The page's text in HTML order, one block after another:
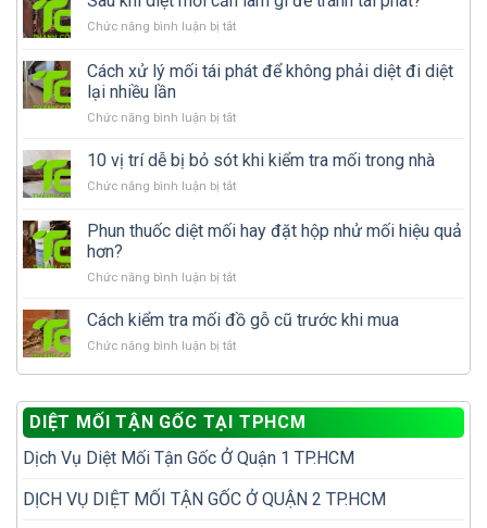
Chức năng bình luận bị tắtở
khi
diệt
cần
gì
tránh
phát?
Cách xử lý mối tái phát để không phải diệt đi diệt
lại nhiều lần
Chức năng bình luận bị tắtở
xử
mối
phát
phải
đi
nhiều
10 vị trí dễ bị bỏ sót khi kiểm tra mối trong nhà
Chức năng bình luận bị tắtở
vị
trí
bị
sót
khi
kiểm
trong
nhà
Phun thuốc diệt mối hay đặt hộp nhử mối hiệu quả
hơn?
Chức năng bình luận bị tắtở
thuốc
diệt
mối
hộp
nhử
mối
hiệu
hơn?
Cách kiểm tra mối đồ gỗ cũ trước khi mua
Chức năng bình luận bị tắtở
tra
mối
đồ
gỗ
trước
khi
DIỆT MỐI TẬN GỐC TẠI TPHCM
Dịch Vụ Diệt Mối Tận Gốc Ở Quận 1 TP.HCM
DỊCH VỤ DIỆT MỐI TẬN GỐC Ở QUẬN 2 TP.HCM